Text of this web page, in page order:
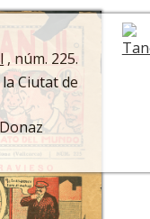
, núm. 225.
Ciutat de